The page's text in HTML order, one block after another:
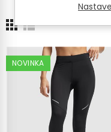
NOVINKA